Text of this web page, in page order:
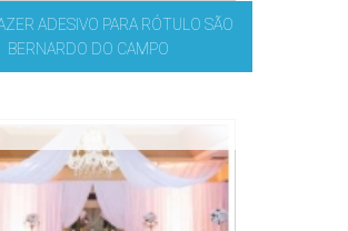
ADESIVO PARA RÓTULO SÃO
BERNARDO DO CAMPO